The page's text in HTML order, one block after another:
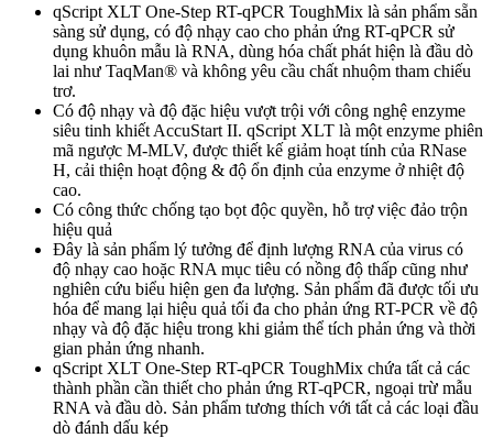
qScript XLT One-Step RT-qPCR ToughMix là sản phẩm sẵn
sàng sử dụng, có độ nhạy cao cho phản ứng RT-qPCR sử
dụng khuôn mẫu là RNA, dùng hóa chất phát hiện là đầu dò
lai như TaqMan® và không yêu cầu chất nhuộm tham chiếu
trơ.
Có độ nhạy và độ đặc hiệu vượt trội với công nghệ enzyme
siêu tinh khiết AccuStart II. qScript XLT là một enzyme phiên
mã ngược M-MLV, được thiết kế giảm hoạt tính của RNase
H, cải thiện hoạt động & độ ổn định của enzyme ở nhiệt độ
cao.
Có công thức chống tạo bọt độc quyền, hỗ trợ việc đảo trộn
hiệu quả
Đây là sản phẩm lý tưởng để định lượng RNA của virus có
độ nhạy cao hoặc RNA mục tiêu có nồng độ thấp cũng như
nghiên cứu biểu hiện gen đa lượng. Sản phẩm đã được tối ưu
hóa để mang lại hiệu quả tối đa cho phản ứng RT-PCR về độ
nhạy và độ đặc hiệu trong khi giảm thể tích phản ứng và thời
gian phản ứng nhanh.
qScript XLT One-Step RT-qPCR ToughMix chứa tất cả các
thành phần cần thiết cho phản ứng RT-qPCR, ngoại trừ mẫu
RNA và đầu dò. Sản phẩm tương thích với tất cả các loại đầu
dò đánh dấu kép